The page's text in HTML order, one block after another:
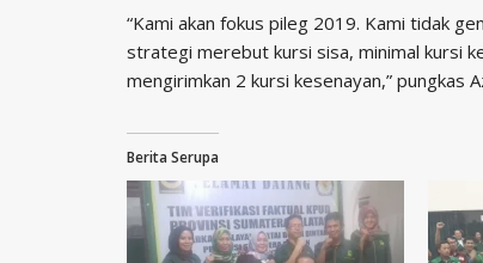
“Kami akan fokus pileg 2019. Kami tidak
strategi merebut kursi sisa, minimal kursi
mengirimkan 2 kursi kesenayan,” pungkas
Berita Serupa